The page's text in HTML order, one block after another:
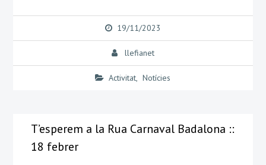
19/11/2023
llefianet
Activitat, Notícies
T’esperem a la Rua Carnaval Badalona ::
18 febrer